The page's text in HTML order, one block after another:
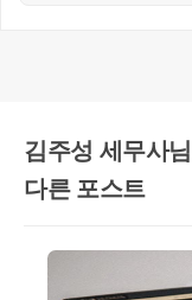
김주성 세무사
다른 포스트